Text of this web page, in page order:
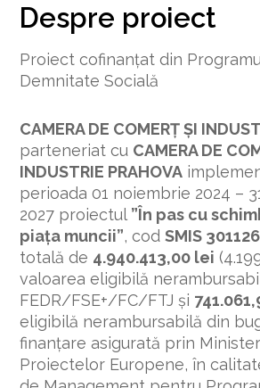
Despre proiect
Proiect cofinanțat din
Demnitate Socială
CAMERA DE COMERȚ ȘI
parteneriat cu CAMERA DE
INDUSTRIE PRAHOVA
perioada 01 noiembrie 2024 –
2027 proiectul ”În pas cu
piața muncii”, codSMIS 301126
totală de 4.940.413,00 lei
valoarea eligibilă
FEDR/FSE+/FC/FTJ și
eligibilă nerambursabilă din
finanțare asigurată prin
Proiectelor Europene, în